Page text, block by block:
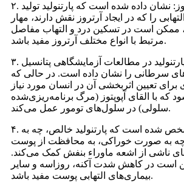
۲. تسکین آرتروز: نشان داده شده است که پارتنولید تولید
را که در ایجاد آرتروز نقش دارند، مهار
ممکن است در تسکین درد و التهاب مفاصل
مرتبط با انواع مختلف آرتروز مفید باشد.
۳. درمان سرطان: پارتنولید در مطالعات آزمایشگاهی پتانسیل
سرطانی را نشان داده است. در حالی که
تعیین اثربخشی آن در انسان مورد نیاز
که با القای آپوپتوز (مرگ برنامه‌ریزی‌شده
سلولی) در سلول‌های تومور عمل می‌کند.
۴. سلامت پوست: مشخص شده است که پارتنولید خالص، چه به
به صورت خوراکی، به محافظت از پوست
ناشی از اشعه ماوراء بنفش کمک می‌کند.
است در کاهش شدت آکنه، روزاسه و سایر
بیماری‌های التهابی پوست مفید باشد.